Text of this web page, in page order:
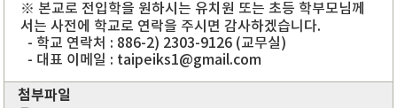
※ 본교로 전입학을 원하시는 유치원 또는 초등 학부모님께
서는 사전에 학교로 연락을 주시면 감사하겠습니다.
- 학교 연락처 : 886-2) 2303-9126 (교무실)
- 대표 이메일 : taipeiks1@gmail.com
첨부파일